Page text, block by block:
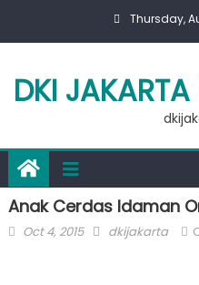
Thursday,
DKI
Anak Cerdas Idaman
Posted
Oct 4, 2015 Author
dkijakarta